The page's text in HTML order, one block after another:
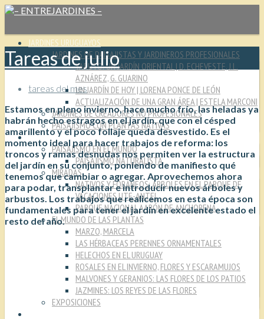
JARDINES URUGUAYOS
JARDINES DE PAISAJISTAS Y JARDINEROS PROFESIONALES
YARUTO: UN JARDÍN ORIENTAL | D. ECHEVESTE, J.L.
AZNÁREZ, G. GUARINO
UN JARDÍN DE HOY | LORENA PONCE DE LEÓN
ACTUALIZACIÓN DE UNA GRAN ÁREA | ESTELA MARCONI
JARDINES DE CREADORES NO PROFESIONALES
PAISAJISMO CON PLANTAS NATIVAS
CULTURA JARDINERA
PAISAJISMO EN EL MUNDO
PAISAJISMO NATURALISTA
MIRADAS
NATIVOS Y FORÁNEOS: ÁRBOLES EN EL PARQUE DE
VACACIONES UTE-ANTEL
PARQUE NACIONAL AARÓN DE ANCHORENA
EL MUNDO DE LAS PLANTAS
MARZO, MARCELA
LAS HÉRBACEAS PERENNES ORNAMENTALES
HELECHOS EN EL URUGUAY
ROSALES EN EL INVIERNO, FLORES Y ESCARAMUJOS
MALVONES Y GERANIOS: LAS FLORES DE LOS PATIOS
JAZMINES: LOS REYES DE LAS FLORES
EXPOSICIONES
Tareas de julio
tareas del mes
Estamos en pleno invierno, hace mucho frío, las heladas ya
habrán hecho estragos en el jardín, que con el césped
amarillento y el poco follaje queda desvestido. Es el
momento ideal para hacer trabajos de reforma: los
troncos y ramas desnudas nos permiten ver la estructura
del jardín en su conjunto, poniendo de manifiesto qué
tenemos que cambiar o agregar. Aprovechemos ahora
para podar, transplantar e introducir nuevos árboles y
arbustos. Los trabajos que realicemos en esta época son
fundamentales para tener el jardín en excelente estado el
resto del año.